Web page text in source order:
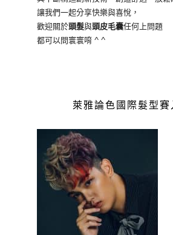
讓我們一起分享快樂與喜悅，
歡迎關於頭髮與頭皮毛囊任何上問題
都可以問寰寰唷 ^ ^
萊雅論色國際髮型